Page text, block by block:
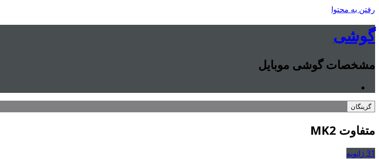
رفتن به محتوا
گوشی
مشخصات گوشی موبایل
گزینگان
متفاوت MK2
31 ژانویه